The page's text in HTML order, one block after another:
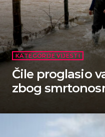
KATEGORIJE VIJESTI
Čile proglasio
zbog